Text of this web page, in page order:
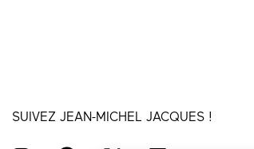
SUIVEZ JEAN-MICHEL JACQUES !